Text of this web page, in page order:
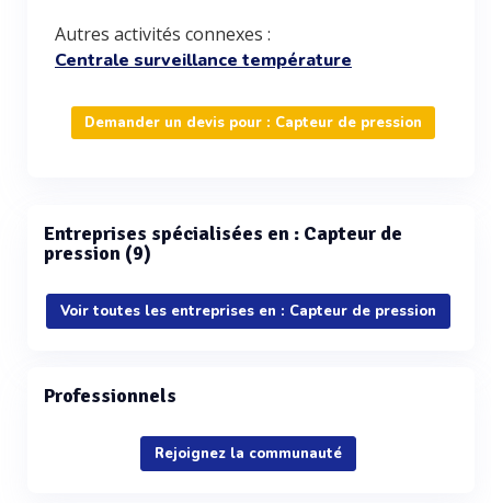
Autres activités connexes :
Centrale surveillance température
Demander un devis pour : Capteur de pression
Entreprises spécialisées en : Capteur de
pression (9)
Voir toutes les entreprises en : Capteur de pression
Professionnels
Rejoignez la communauté